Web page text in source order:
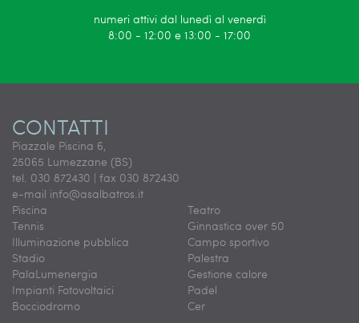
numeri attivi dal lunedì al venerdì
8:00 - 12:00 e 13:00 - 17:00
CONTATTI
Piazzale Piscina 6,
25065 Lumezzane (BS)
tel. 030 872430 | fax 030 872430
e-mail info@asalbatros.it
Piscina
Tennis
Illuminazione pubblica
Stadio
PalaLumenergia
Impianti Fotovoltaici
Bocciodromo
Teatro
Ginnastica over 50
Campo sportivo
Palestra
Gestione calore
Padel
Cer